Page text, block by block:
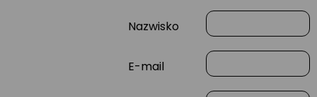
Nazwisko
E-mail